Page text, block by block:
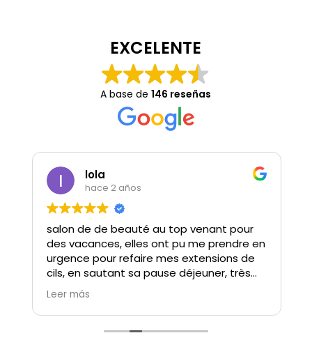
EXCELENTE
A base de146 reseñas
lola
hace 2 años
salon de de beauté au top venant pour
des vacances, elles ont pu me prendre en
urgence pour refaire mes extensions de
cils, en sautant sa pause déjeuner, très
beau geste, Gosia est douce à l’écoute
et bienveillante Son travail est parfait.
ne parlant pas bien espagnol Elle a tout
fait pour me comprendre, je
Leer más